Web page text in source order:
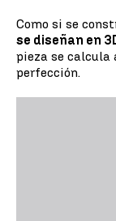
Como si se
se diseñan en
pieza se
perfección.